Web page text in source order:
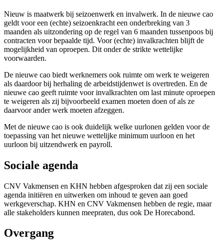
Nieuw is maatwerk bij seizoenwerk en invalwerk. In de nieuwe cao
geldt voor een (echte) seizoenkracht een onderbreking van 3
maanden als uitzondering op de regel van 6 maanden tussenpoos bij
contracten voor bepaalde tijd. Voor (echte) invalkrachten blijft de
mogelijkheid van oproepen. Dit onder de strikte wettelijke
voorwaarden.
De nieuwe cao biedt werknemers ook ruimte om werk te weigeren
als daardoor bij herhaling de arbeidstijdenwet is overtreden. En de
nieuwe cao geeft ruimte voor invalkrachten om last minute oproepen
te weigeren als zij bijvoorbeeld examen moeten doen of als ze
daarvoor ander werk moeten afzeggen.
Met de nieuwe cao is ook duidelijk welke uurlonen gelden voor de
toepassing van het nieuwe wettelijke minimum uurloon en het
uurloon bij uitzendwerk en payroll.
Sociale agenda
CNV Vakmensen en KHN hebben afgesproken dat zij een sociale
agenda initiëren en uitwerken om inhoud te geven aan goed
werkgeverschap. KHN en CNV Vakmensen hebben de regie, maar
alle stakeholders kunnen meepraten, dus ook De Horecabond.
Overgang